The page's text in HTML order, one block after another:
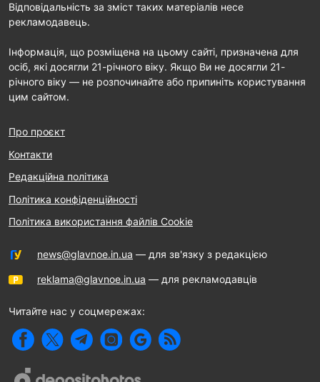
Відповідальність за зміст таких матеріалів несе
рекламодавець.
Інформація, що розміщена на цьому сайті, призначена для
осіб, які досягли 21-річного віку. Якщо Ви не досягли 21-
річного віку — не розпочинайте або припиніть користування
цим сайтом.
Про проєкт
Контакти
Редакційна політика
Політика конфіденційності
Політика використання файлів Cookie
news@glavnoe.in.ua — для зв'язку з редакцією
reklama@glavnoe.in.ua — для рекламодавців
Читайте нас у соцмережах: